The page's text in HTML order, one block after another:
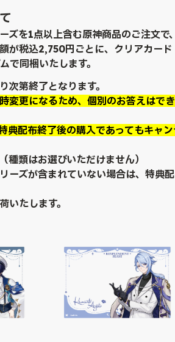
ズを1点以上含む原神商品のご注文で
が税込2,750円ごとに、クリアカード
で同梱いたします。
第終了となります。
変更になるため、個別のお答えはで
典配布終了後の購入であってもキャ
類はお選びいただけません）
ーズが含まれていない場合は、特典
いたします。